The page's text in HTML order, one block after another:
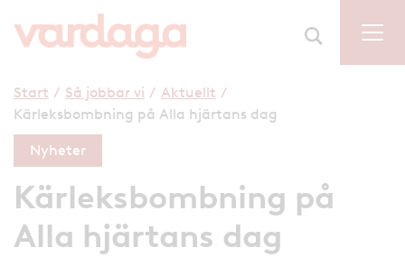
Start / Så jobbar vi / Aktuellt /
Kärleksbombning på Alla hjärtans dag
Nyheter
Kärleksbombning på
Alla hjärtans dag